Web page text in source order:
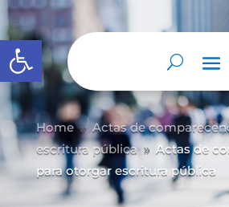
Abrir barra de herramientas
Home 9 Actas de
escritura pública
9 Actas de
para otorgar escritura pública